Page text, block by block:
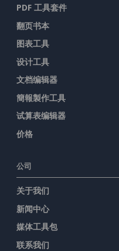
PDF 工具套件
翻页书本
图表工具
设计工具
文档编辑器
簡報製作工具
试算表编辑器
价格
公司
关于我们
新闻中心
媒体工具包
联系我们